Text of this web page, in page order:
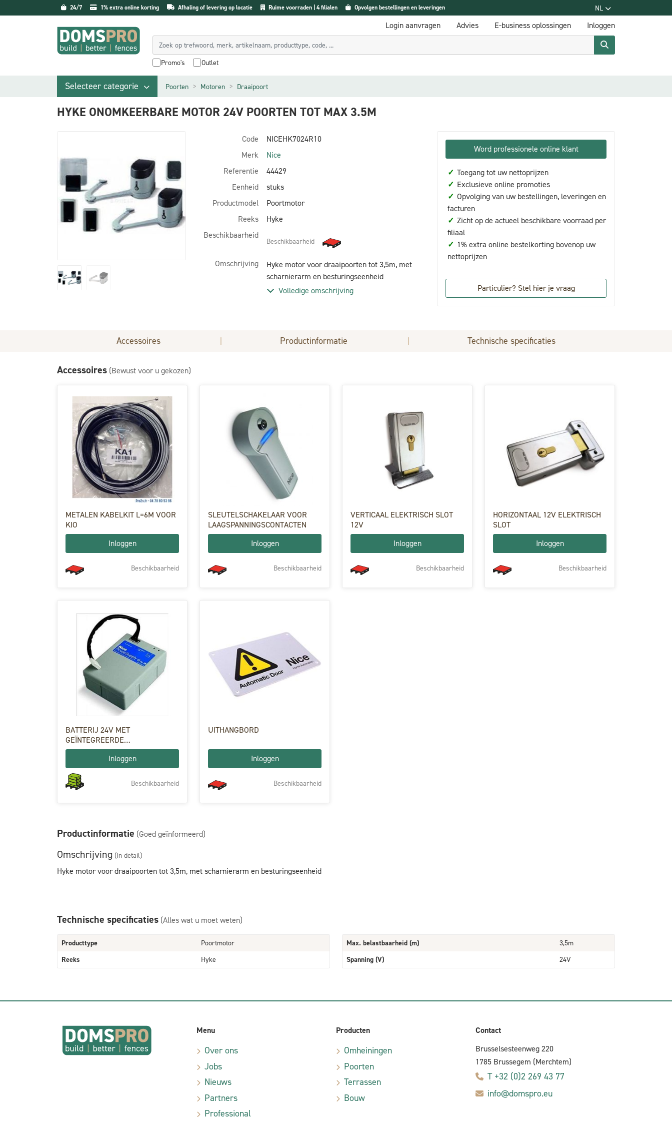
24/7 1% extra online korting Afhaling of levering op locatie Ruime voorraden | 4 filialen Opvolgen bestellingen en leveringen NL
Login aanvragen Advies E-business oplossingen Inloggen
Promo's Outlet
Selecteer categorie Poorten Motoren Draaipoort
HYKE ONOMKEERBARE MOTOR 24V POORTEN TOT MAX 3.5M
Code
NICEHK7024R10
Merk
Nice
Referentie
44429
Eenheid
stuks
Productmodel
Poortmotor
Reeks
Hyke
Beschikbaarheid
Beschikbaarheid
Omschrijving
Hyke motor voor draaipoorten tot 3,5m, met
scharnierarm en besturingseenheid
Volledige omschrijving
Word professionele online klant
✓ Toegang tot uw nettoprijzen
✓ Exclusieve online promoties
✓ Opvolging van uw bestellingen, leveringen en
facturen
✓ Zicht op de actueel beschikbare voorraad per
filiaal
✓ 1% extra online bestelkorting bovenop uw
nettoprijzen
Particulier? Stel hier je vraag
Accessoires | Productinformatie | Technische specificaties
Accessoires (Bewust voor u gekozen)
METALEN KABELKIT L=6M VOOR
KIO
Inloggen
Beschikbaarheid
SLEUTELSCHAKELAAR VOOR
LAAGSPANNINGSCONTACTEN
Inloggen
Beschikbaarheid
VERTICAAL ELEKTRISCH SLOT
12V
Inloggen
Beschikbaarheid
HORIZONTAAL 12V ELEKTRISCH
SLOT
Inloggen
Beschikbaarheid
BATTERIJ 24V MET
GEÏNTEGREERDE
BATTERIJLADER
Inloggen
Beschikbaarheid
UITHANGBORD
Inloggen
Beschikbaarheid
Productinformatie (Goed geïnformeerd)
Omschrijving (In detail)
Hyke motor voor draaipoorten tot 3,5m, met scharnierarm en besturingseenheid
Technische specificaties (Alles wat u moet weten)
Producttype
Poortmotor
Reeks
Hyke
Max. belastbaarheid (m)
3,5m
Spanning (V)
24V
Menu
Over ons
Jobs
Nieuws
Partners
Professional
Producten
Omheiningen
Poorten
Terrassen
Bouw
Contact
Brusselsesteenweg 220
1785 Brussegem (Merchtem)
T +32 (0)2 269 43 77
info@domspro.eu